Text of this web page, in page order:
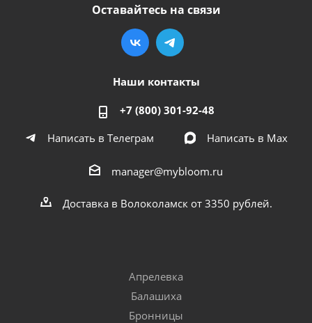
Оставайтесь на связи
Наши контакты
+7 (800) 301-92-48
Написать в Телеграм
Написать в Мах
manager@mybloom.ru
Доставка в Волоколамск от 3350 рублей.
Апрелевка
Балашиха
Бронницы